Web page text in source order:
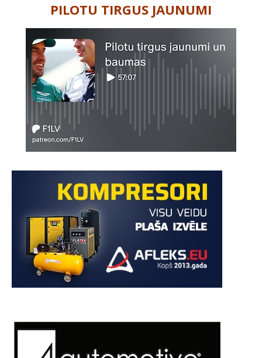
PILOTU TIRGUS JAUNUMI